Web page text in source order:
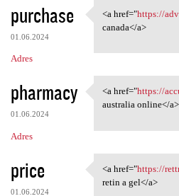
purchase
01.06.2024
Adres
<a
<a href="https://
canada</a>
pharmacy
01.06.2024
Adres
<a
<a href="https://
australia online</a>
price
01.06.2024
<a
<a href="https://
retin a gel</a>